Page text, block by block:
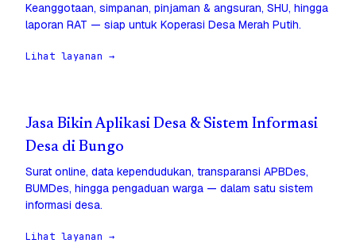
Keanggotaan, simpanan, pinjaman & angsuran, SHU, hingga
laporan RAT — siap untuk Koperasi Desa Merah Putih.
Lihat layanan →
Jasa Bikin Aplikasi Desa & Sistem Informasi
Desa di Bungo
Surat online, data kependudukan, transparansi APBDes,
BUMDes, hingga pengaduan warga — dalam satu sistem
informasi desa.
Lihat layanan →